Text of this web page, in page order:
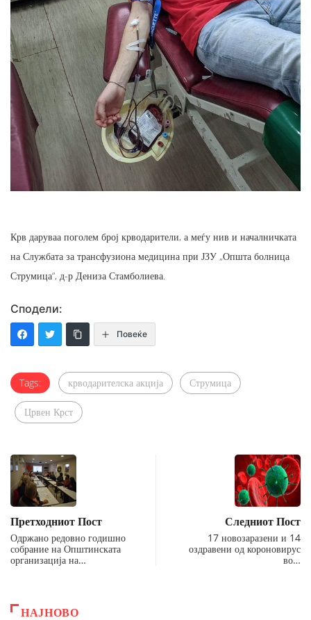
Крв даруваа поголем број крводарители, а меѓу нив и началничката
на Службата за трансфузиона медицина при ЈЗУ „Општа болница
Струмица“, д-р Дениза Стамболиева.
Сподели:
Повеќе
Tags: крводарителска акција Струмица
Црвен Крст
Претходниот Пост
Одржано редовно годишно
собрание на Општинската
организација на…
Следниот Пост
17 новозаразени и 14
оздравени од короновирус
во…
НАЈНОВО